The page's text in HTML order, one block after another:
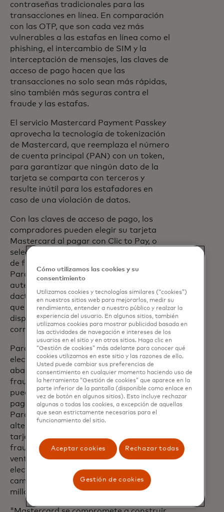
contraseñas tradicionales para las
transacciones en línea. En comparación
con las OTP, que son cada vez más
vulnerables a las estafas en línea como el
phishing, el intercambio de SIM y la
interceptación de mensajes, las claves de
acceso de pago hacen que las
transacciones no solo sean más rápidas,
sino también más seguras contra el
fraude y las estafas.
El servicio Mastercard Payment Passkey
aprovecha la tecnología de tokenización
de Mastercard, que reemplaza el número
de cuenta principal (PAN) con un token,
para garantizar que ningún dato de la
tarjeta se comparta con terceros y
resulte inútil para los estafadores en
caso de una violación de datos.
Con las claves de acceso de pago, los
compradores pueden elegir su tarjeta
Mastercard al pagar con Clic to Pay, o
seleccionar una tarjeta ya almacenada
de forma segura en un comerciante.
Para confirmar el pago, pueden usar
autenticación biométrica como huellas
dactilares o funciones de escaneo facial
que ya están disponibles en sus
dispositivos. Tras la autenticación
correcta, la transacción se completa.
Para las compañías de comercio
electrónico, esto significa menos carritos
abandonados y un menor riesgo de
fraude, mientras que los consumidores
pueden beneficiarse de procesos de
pago más rápidos y mayor tranquilidad.
Para los emisores, esta es una
alternativa para autenticar a sus
tarjetahabientes, reduciendo el riesgo de
fraude. Según un reporte reciente, las
ventas minoristas de comercio
electrónico en América Latina están en
camino de alcanzar casi los 180 mil
millones de dólares este año [1].
Cómo utilizamos las cookies y su
consentimiento
Utilizamos cookies y tecnologías similares (“cookies”)
en nuestros sitios web para mejorarlos, medir su
rendimiento, entender a nuestro público y realzar la
experiencia del usuario. En algunos sitios, también
utilizamos cookies para mostrar publicidad basada en
las actividades de navegación e intereses de los
usuarios en el sitio y en otros sitios. Haga clic en
“Gestión de cookies” más adelante para conocer qué
cookies utilizamos en este sitio y las razones de ello.
Usted puede cambiar sus preferencias de
consentimiento en cualquier momento haciendo uso de
la herramienta “Gestión de cookies” que aparece en la
parte inferior de la pantalla (disponible como enlace en
vez de botón en algunos sitios). Esto incluye rechazar
algunas o todas las cookies, a excepción de aquellas
que sean estrictamente necesarias para el
funcionamiento del sitio.
Aceptar cookies Rechazar todas
Gestión de cookies